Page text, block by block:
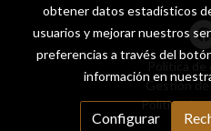
Gestión
Política de
obtener datos estadísticos
usuarios y mejorar nuestros
preferencias a través del
información en
Configurar